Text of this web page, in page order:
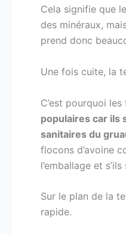
Cela signifie que
des minéraux,
prend donc
Une fois cuite, la
C’est pourquoi
populaires car ils
sanitaires du
flocons d’avoine
l’emballage et
Sur le plan de la
rapide.